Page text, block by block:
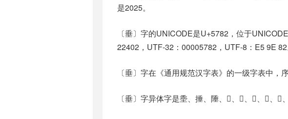
是2025。
〔垂〕字的UNICODE是U+5782，位于
22402，UTF-32：00005782，UTF-8：E5 9E 82
〔垂〕字在《通用规范汉字表》的一级字表中，
〔垂〕字异体字是埀、捶、陲、𠂹、𠃀、𠄒、𠣔、𡍮、